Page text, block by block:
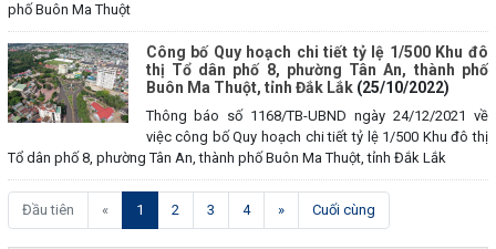
phố Buôn Ma Thuột
Công bố Quy hoạch chi tiết tỷ lệ 1/500 Khu đô
thị Tổ dân phố 8, phường Tân An, thành phố
Buôn Ma Thuột, tỉnh Đắk Lắk (25/10/2022)
Thông báo số 1168/TB-UBND ngày 24/12/2021 về
việc công bố Quy hoạch chi tiết tỷ lệ 1/500 Khu đô thị
Tổ dân phố 8, phường Tân An, thành phố Buôn Ma Thuột, tỉnh Đắk Lắk
Đầu tiên « 1 (current)
2 3 4 » Cuối cùng